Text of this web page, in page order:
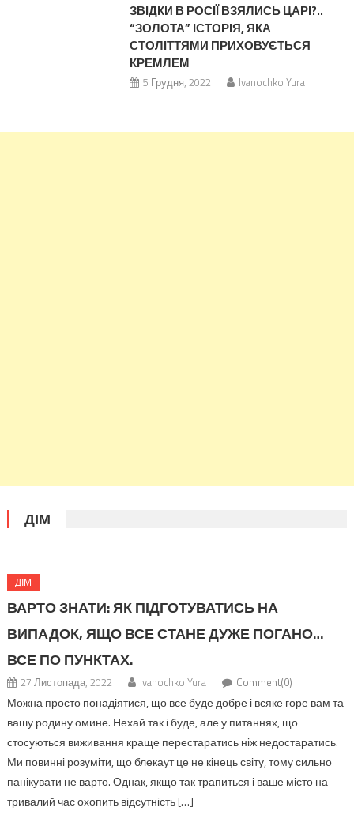
ЗВІДКИ В РОСІЇ ВЗЯЛИСЬ ЦАРІ?..
“ЗОЛОТА” ІСТОРІЯ, ЯКА
СТОЛІТТЯМИ ПРИХОВУЄТЬСЯ
КРЕМЛЕМ
5 Грудня, 2022 Ivanochko Yura
ДІМ
ДІМ
ВАРТО ЗНАТИ: ЯК ПІДГОТУВАТИСЬ НА
ВИПАДОК, ЯЩО ВСЕ СТАНЕ ДУЖЕ ПОГАНО…
ВСЕ ПО ПУНКТАХ.
27 Листопада, 2022 Ivanochko Yura Comment(0)
Можна просто понадіятися, що все буде добре і всяке горе вам та
вашу родину омине. Нехай так і буде, але у питаннях, що
стосуються виживання краще перестаратись ніж недостаратись.
Ми повинні розуміти, що блекаут це не кінець світу, тому сильно
панікувати не варто. Однак, якщо так трапиться і ваше місто на
тривалий час охопить відсутність […]